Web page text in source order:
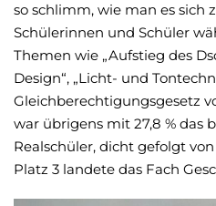
so schlimm, wie man es sich
Schülerinnen und Schüler
Themen wie „Aufstieg des
Design“, „Licht- und
Gleichberechtigungsgesetz
war übrigens mit 27,8 % das
Realschüler, dicht gefolgt von
Platz 3 landete das Fach